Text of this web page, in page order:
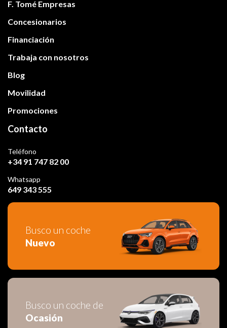
F. Tomé Empresas
Concesionarios
Financiación
Trabaja con nosotros
Blog
Movilidad
Promociones
Contacto
Teléfono
+34 91 747 82 00
Whatsapp
649 343 555
Busco un coche
Nuevo
Busco un coche de
Ocasión